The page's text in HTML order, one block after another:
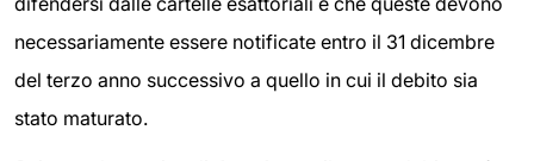
necessariamente essere notificate entro il 31 dicembre
del terzo anno successivo a quello in cui il debito sia
stato maturato.